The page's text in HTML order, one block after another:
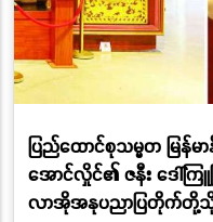
ပြည်ထောင်စုသမ္မတ မြန်မ
အောင်လှိုင်၏ ဇနီး ဒေါ်က
လာအိုအနုပညာပြတိုက်တို့သို့